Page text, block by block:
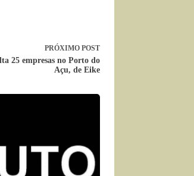
PRÓXIMO POST
25 empresas no Porto do
Açu, de Eike